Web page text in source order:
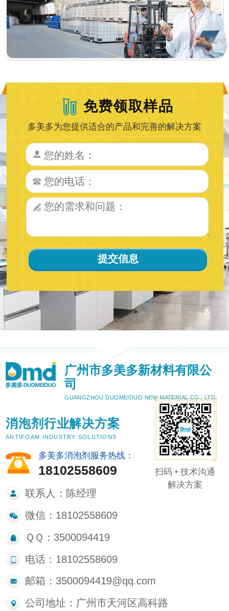
免费领取样品
多美多为您提供适合的产品和完善的解决方案
广州市多美多新材料有限公
司
GUANGZHOU DUOMEIDUO NEW MATERIAL CO., LTD.
消泡剂行业解决方案
ANTIFOAM INDUSTRY SOLUTIONS
多美多消泡剂服务热线：
18102558609
联系人：陈经理
微信：18102558609
ＱＱ：3500094419
电话：18102558609
邮箱：3500094419@qq.com
公司地址：广州市天河区高科路
扫码 • 技术沟通
解决方案